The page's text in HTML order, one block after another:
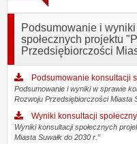
Podsumowanie i
społecznych projektu
Przedsiębiorczości
Podsumowanie konsultacji
Podsumowanie i wyniki w sprawie
Rozwoju Przedsiębiorczości Miasta
Wyniki konsultacji
Wyniki konsultacji społecznych
Miasta Suwałk do 2030 r.”